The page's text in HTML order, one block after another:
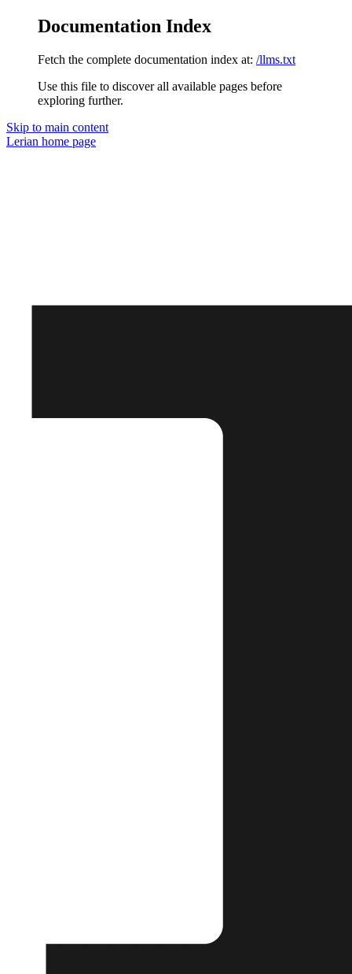
Documentation Index
Fetch the complete documentation index at: /llms.txt
Use this file to discover all available pages before
exploring further.
Skip to main content
Lerian home page